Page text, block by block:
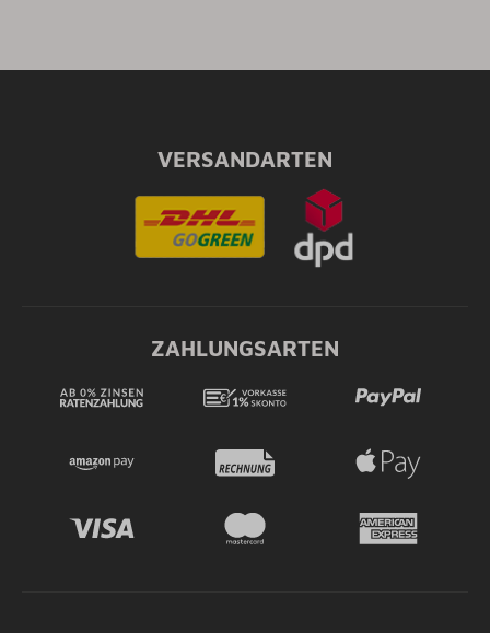
VERSANDARTEN
ZAHLUNGSARTEN